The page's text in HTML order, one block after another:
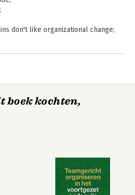
don't like organizational change;
and bias;
involvement and the role of
in the organization
boek kochten,